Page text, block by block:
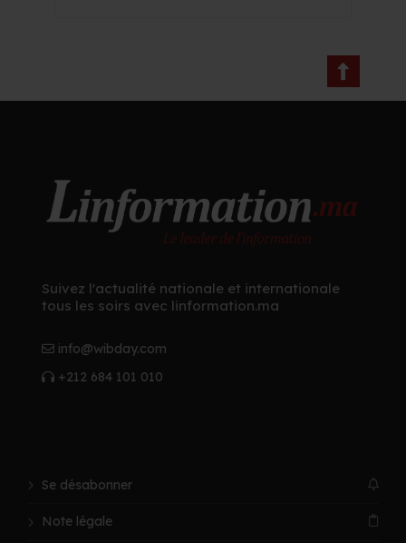
Suivez l'actualité nationale et internationale
tous les soirs avec linformation.ma
info@wibday.com
+212 684 101 010
Se désabonner
Note légale